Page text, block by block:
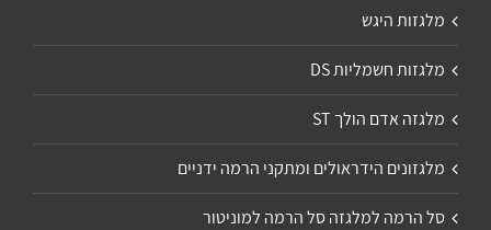
מלגזות היגש
מלגזות חשמליות DS
מלגזה אדם הולך ST
מלגזונים הידראולים ומתקני הרמה ידניים
סל הרמה למלגזה סל הרמה למוניטור